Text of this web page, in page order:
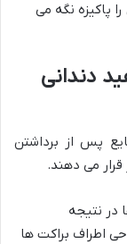
پاکیزه نگه می
دندانی
پس از برداشتن
می دهند.
در نتیجه
اطراف براکت ها